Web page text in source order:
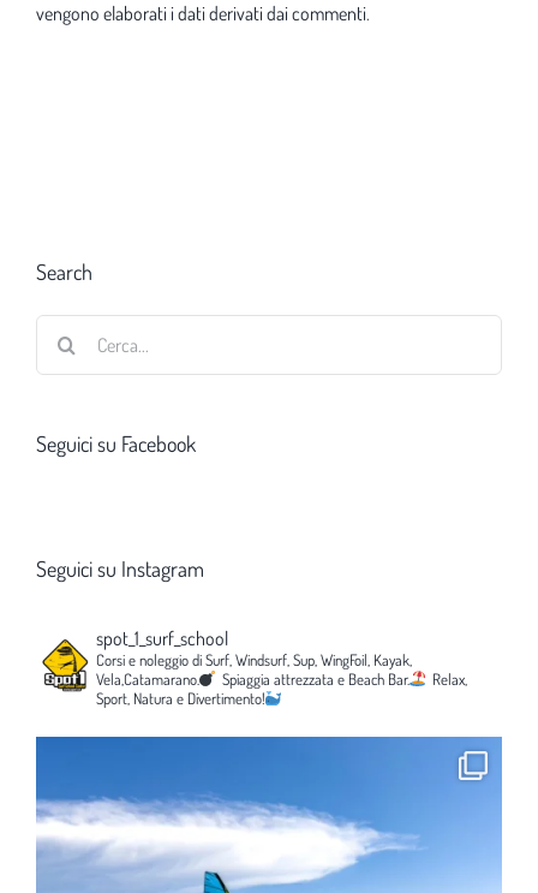
vengono elaborati i dati derivati dai commenti.
Search
Seguici su Facebook
Seguici su Instagram
spot_1_surf_school
Corsi e noleggio di Surf, Windsurf, Sup, WingFoil, Kayak,
Vela,Catamarano.
Spiaggia attrezzata e Beach Bar.
Relax,
Sport, Natura e Divertimento!